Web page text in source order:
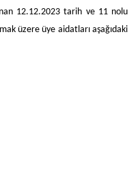
12.12.2023 tarih ve 11 nolu
üzere üye aidatları aşağıdaki